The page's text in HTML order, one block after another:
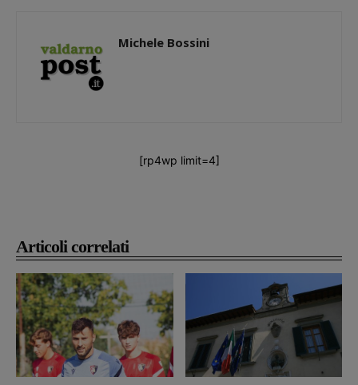
Articoli correlati
Michele Bossini
[rp4wp limit=4]